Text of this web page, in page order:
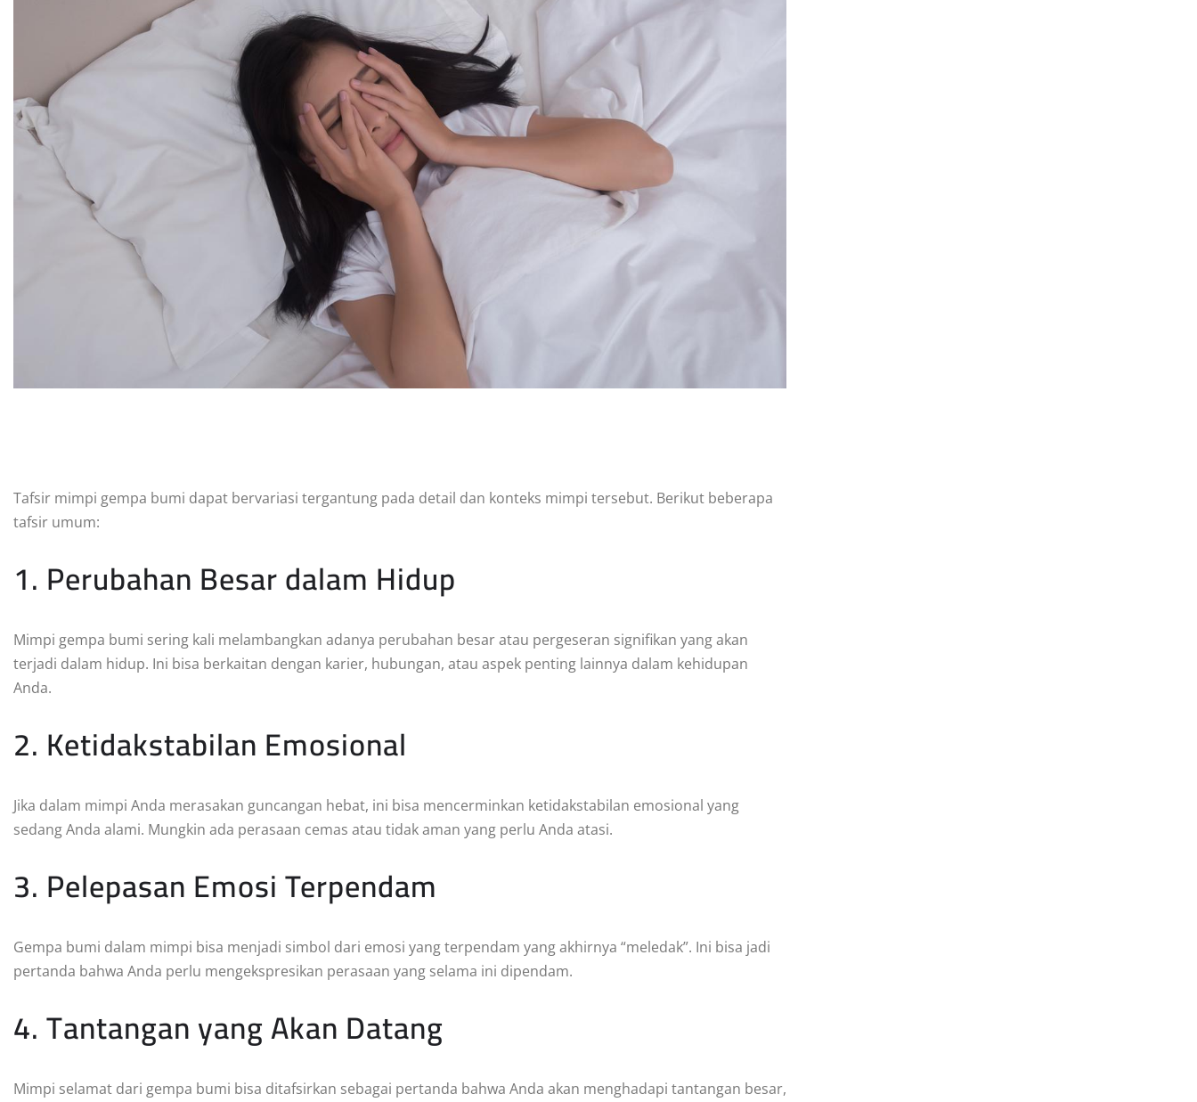
Tafsir mimpi gempa bumi dapat bervariasi tergantung pada detail dan konteks mimpi tersebut. Berikut beberapa
tafsir umum:
1. Perubahan Besar dalam Hidup
Mimpi gempa bumi sering kali melambangkan adanya perubahan besar atau pergeseran signifikan yang akan
terjadi dalam hidup. Ini bisa berkaitan dengan karier, hubungan, atau aspek penting lainnya dalam kehidupan
Anda.
2. Ketidakstabilan Emosional
Jika dalam mimpi Anda merasakan guncangan hebat, ini bisa mencerminkan ketidakstabilan emosional yang
sedang Anda alami. Mungkin ada perasaan cemas atau tidak aman yang perlu Anda atasi.
3. Pelepasan Emosi Terpendam
Gempa bumi dalam mimpi bisa menjadi simbol dari emosi yang terpendam yang akhirnya “meledak”. Ini bisa jadi
pertanda bahwa Anda perlu mengekspresikan perasaan yang selama ini dipendam.
4. Tantangan yang Akan Datang
Mimpi selamat dari gempa bumi bisa ditafsirkan sebagai pertanda bahwa Anda akan menghadapi tantangan besar,